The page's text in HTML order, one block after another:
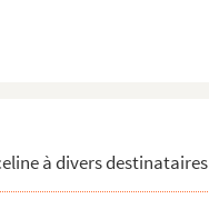
de Par...
Parisà divers destinataires